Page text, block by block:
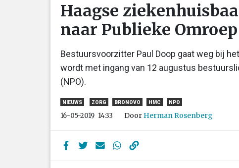
Haagse
naar Publieke Omroep
Bestuursvoorzitter Paul Doop gaat weg bij
wordt met ingang van 12 augustus
(NPO).
NIEUWS ZORG BRONOVO HMC NPO
16-05-2019 14:33 Door Herman Rosenberg